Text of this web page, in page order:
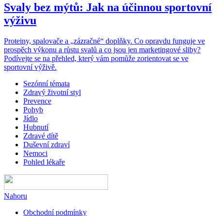
Svaly bez mýtů: Jak na účinnou sportovní
výživu
Proteiny, spalovače a „zázračné“ doplňky. Co opravdu funguje ve
prospěch výkonu a růstu svalů a co jsou jen marketingové sliby?
Podívejte se na přehled, který vám pomůže zorientovat se ve
sportovní výživě.
Sezónní témata
Zdravý životní styl
Prevence
Pohyb
Jídlo
Hubnutí
Zdravé dítě
Duševní zdraví
Nemoci
Pohled lékaře
Nahoru
Obchodní podmínky